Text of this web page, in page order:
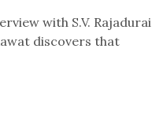
with S.V. Rajadurai
discovers that